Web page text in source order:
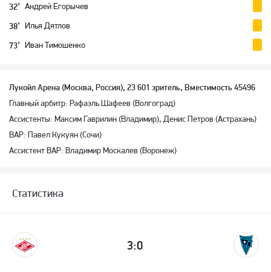
32’ Андрей Егорычев
38’ Илья Дятлов
73’ Иван Тимошенко
Лукойл Арена (Москва, Россия), 23 601 зритель, Вместимость 45496
Главный арбитр: Рафаэль Шафеев (Волгоград)
Ассистенты: Максим Гаврилин (Владимир), Денис Петров (Астрахань)
ВАР: Павел Кукуян (Сочи)
Ассистент ВАР: Владимир Москалев (Воронеж)
Статистика
3:0